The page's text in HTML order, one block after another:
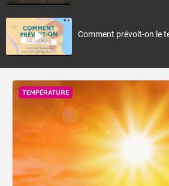
Comment prévoit-on le
TEMPÉRATURE